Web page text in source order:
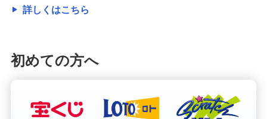
詳しくはこちら
初めての方へ